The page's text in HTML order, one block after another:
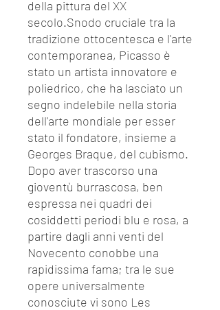
della pittura del XX
secolo.Snodo cruciale tra la
tradizione ottocentesca e l'arte
contemporanea, Picasso è
stato un artista innovatore e
poliedrico, che ha lasciato un
segno indelebile nella storia
dell'arte mondiale per esser
stato il fondatore, insieme a
Georges Braque, del cubismo.
Dopo aver trascorso una
gioventù burrascosa, ben
espressa nei quadri dei
cosiddetti periodi blu e rosa, a
partire dagli anni venti del
Novecento conobbe una
rapidissima fama; tra le sue
opere universalmente
conosciute vi sono Les